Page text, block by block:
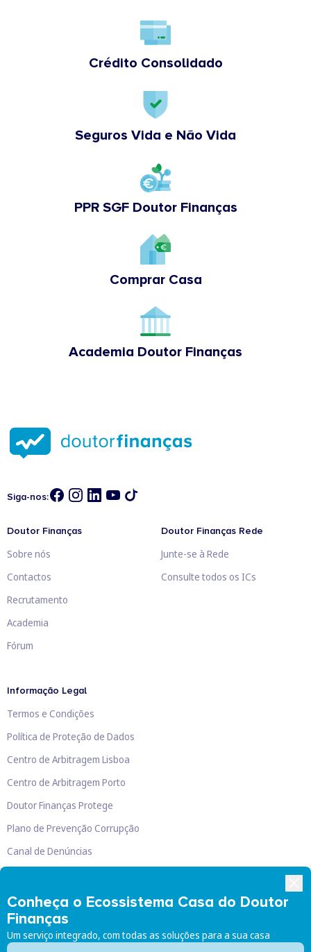
Crédito Consolidado
Seguros Vida e Não Vida
PPR SGF Doutor Finanças
Comprar Casa
Academia Doutor Finanças
Conheça o Ecossistema Casa do Doutor
Finanças
Um serviço integrado, com todas as soluções para a sua casa
Siga-nos:
Doutor Finanças
Sobre nós
Contactos
Recrutamento
Academia
Fórum
Doutor Finanças Rede
Junte-se à Rede
Consulte todos os ICs
Informação Legal
Termos e Condições
Política de Proteção de Dados
Centro de Arbitragem Lisboa
Centro de Arbitragem Porto
Doutor Finanças Protege
Plano de Prevenção Corrupção
Canal de Denúncias
Doutor Finanças, Lda